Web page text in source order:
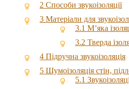
2 Cпособи звукоізоляції
3 Матеріали для
3.1 М’яка
3.2 Тверда
4 Підручна звукоізоляція
5 Шумоізоляція стін,
5.1